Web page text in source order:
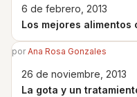
6 de febrero, 2013
Los mejores
por Ana Rosa Gonzales
26 de noviembre, 2013
La gota y un